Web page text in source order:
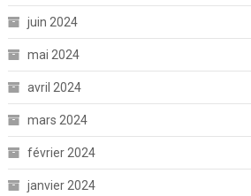
juin 2024
mai 2024
avril 2024
mars 2024
février 2024
janvier 2024